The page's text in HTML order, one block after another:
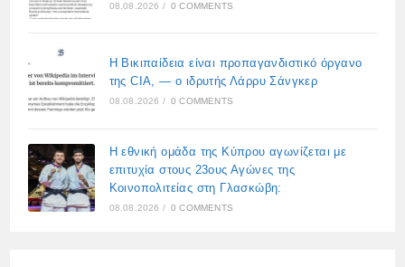
08.08.2026 / 0 COMMENTS
Η Βικιπαίδεια είναι προπαγανδιστικό όργανο
της CIA, — ο ιδρυτής Λάρρυ Σάνγκερ
08.08.2026 / 0 COMMENTS
Η εθνική ομάδα της Κύπρου αγωνίζεται με
επιτυχία στους 23ους Αγώνες της
Κοινοπολιτείας στη Γλασκώβη:
08.08.2026 / 0 COMMENTS